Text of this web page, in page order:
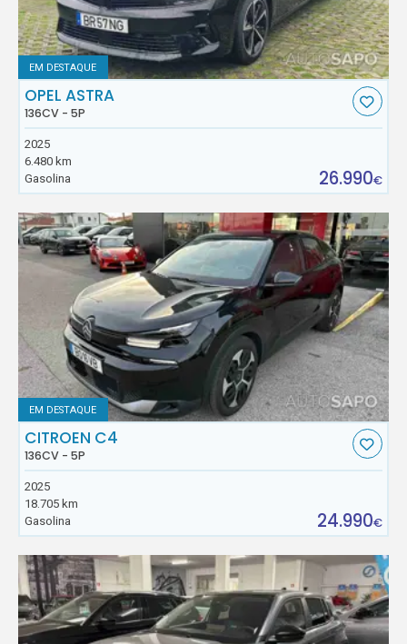
EM DESTAQUE
OPEL ASTRA
136CV - 5P
2025
6.480 km
Gasolina
26.990€
EM DESTAQUE
CITROEN C4
136CV - 5P
2025
18.705 km
Gasolina
24.990€